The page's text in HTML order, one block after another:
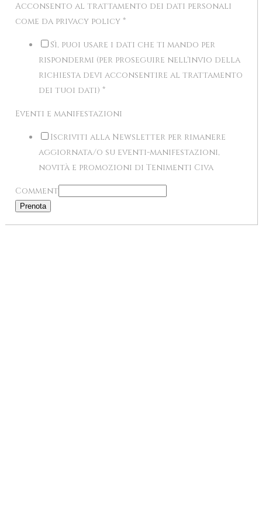
Acconsento al trattamento dei dati personali
come da privacy policy *
Sì, puoi usare i dati che ti mando per
rispondermi (per proseguire nell'invio della
richiesta devi acconsentire al trattamento
dei tuoi dati) *
Eventi e manifestazioni
Iscriviti alla Newsletter per rimanere
aggiornata/o su eventi-manifestazioni,
novità e promozioni di Tenimenti Civa
Comment
Prenota